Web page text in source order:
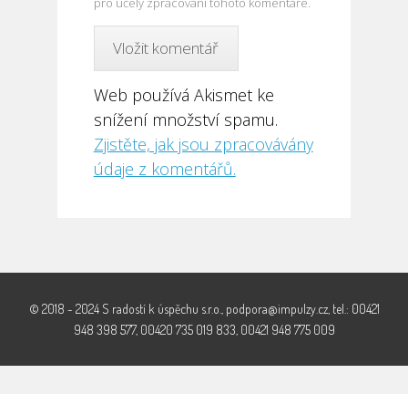
Web používá Akismet ke
snížení množství spamu.
Zjistěte, jak jsou zpracovávány
údaje z komentářů.
© 2018 - 2024 S radostí k úspěchu s.r.o., podpora@impulzy.cz, tel.: 00421
948 398 577, 00420 735 019 833, 00421 948 775 009